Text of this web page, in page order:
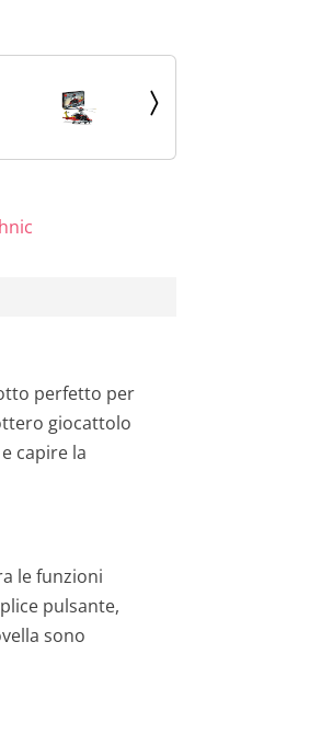
perfetto per
giocattolo
capire la
le funzioni
pulsante,
sono